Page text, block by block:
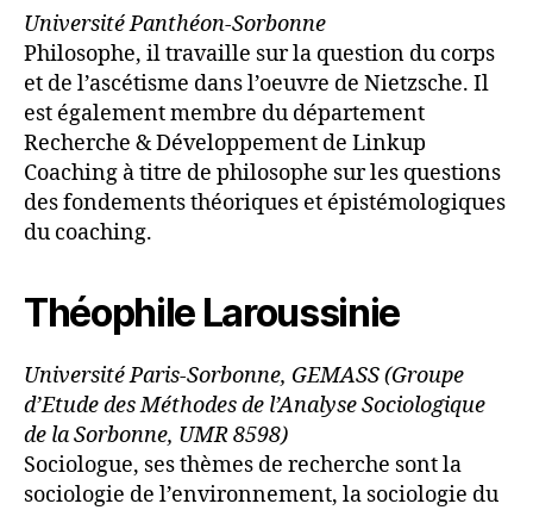
Université Panthéon-Sorbonne
Philosophe, il travaille sur la question du corps
et de l’ascétisme dans l’oeuvre de Nietzsche. Il
est également membre du département
Recherche & Développement de Linkup
Coaching à titre de philosophe sur les questions
des fondements théoriques et épistémologiques
du coaching.
Théophile Laroussinie
Université Paris-Sorbonne, GEMASS (Groupe
d’Etude des Méthodes de l’Analyse Sociologique
de la Sorbonne, UMR 8598)
Sociologue, ses thèmes de recherche sont la
sociologie de l’environnement, la sociologie du